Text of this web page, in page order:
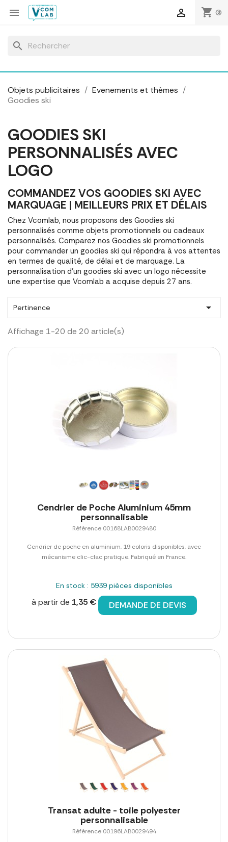
 shopping_cart (0)

search
Objets publicitaires
Evenements et thèmes
Goodies ski
GOODIES SKI
PERSONNALISÉS AVEC
LOGO
COMMANDEZ VOS GOODIES SKI AVEC
MARQUAGE | MEILLEURS PRIX ET DÉLAIS
Chez Vcomlab, nous proposons des Goodies ski
personnalisés comme objets promotionnels ou cadeaux
personnalisés. Comparez nos Goodies ski promotionnels
pour commander un goodies ski qui répondra à vos attentes
en termes de qualité, de délai et de marquage. La
personnalisation d'un goodies ski avec un logo nécessite
une expertise que Vcomlab a acquise depuis 27 ans.
Pertinence 
Affichage 1-20 de 20 article(s)
Cendrier de Poche Aluminium 45mm
personnalisable
Référence 00168LAB0029480
Cendrier de poche en aluminium, 19 coloris disponibles, avec
mécanisme clic-clac pratique. Fabriqué en France.
En stock : 5939 pièces disponibles
à partir de 1,35 € DEMANDE DE DEVIS
Transat adulte - toile polyester
personnalisable
Référence 00196LAB0029494
Panneau de gestion des cookies